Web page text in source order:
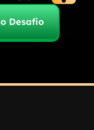
Desafio